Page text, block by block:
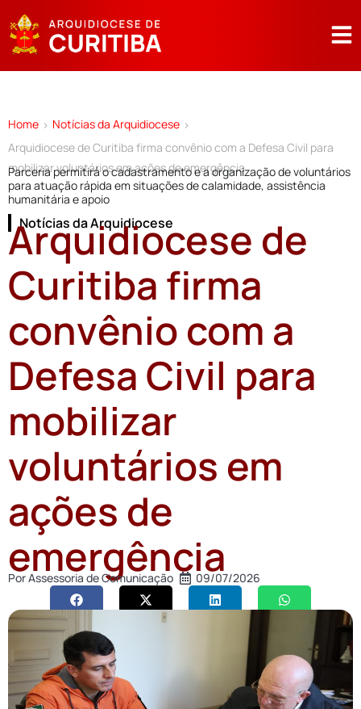
Home > Notícias da Arquidiocese >
Arquidiocese de Curitiba firma convênio com a Defesa Civil para
mobilizar voluntários em ações de emergência
Parceria permitirá o cadastramento e a organização de voluntários
para atuação rápida em situações de calamidade, assistência
humanitária e apoio
Notícias da Arquidiocese
Arquidiocese de
Curitiba firma
convênio com a
Defesa Civil para
mobilizar
voluntários em
ações de
emergência
PorAssessoria de Comunicação 09/07/2026